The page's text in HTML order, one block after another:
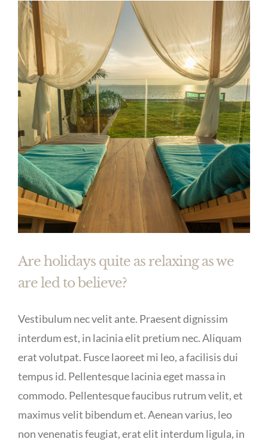
Are holidays quite as relaxing as we
are led to believe?
Vestibulum nec velit ante. Praesent dignissim
interdum est, in lacinia elit pretium nec. Aliquam
erat volutpat. Fusce laoreet mi leo, a facilisis dui
tempus id. Pellentesque lacinia eget massa in
commodo. Pellentesque faucibus rutrum velit, et
maximus velit bibendum et. Aenean varius, leo
non venenatis feugiat, erat elit interdum ligula, in